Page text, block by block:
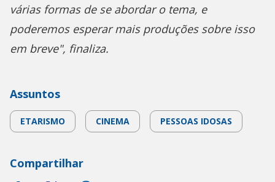
várias formas de se abordar o tema, e
poderemos esperar mais produções sobre isso
em breve", finaliza.
Assuntos
ETARISMO CINEMA PESSOAS IDOSAS
Compartilhar